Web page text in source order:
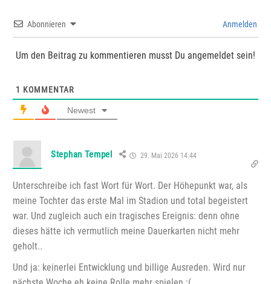
Abonnieren Anmelden
Um den Beitrag zu kommentieren musst Du angemeldet sein!
1 KOMMENTAR
Newest
Stephan Tempel 29. Mai 2026 14:44
Unterschreibe ich fast Wort für Wort. Der Höhepunkt war, als
meine Tochter das erste Mal im Stadion und total begeistert
war. Und zugleich auch ein tragisches Ereignis: denn ohne
dieses hätte ich vermutlich meine Dauerkarten nicht mehr
geholt..
Und ja: keinerlei Entwicklung und billige Ausreden. Wird nur